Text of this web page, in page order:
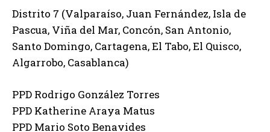
Distrito 7 (Valparaíso, Juan Fernández, Isla de
Pascua, Viña del Mar, Concón, San Antonio,
Santo Domingo, Cartagena, El Tabo, El Quisco,
Algarrobo, Casablanca)
PPD Rodrigo González Torres
PPD Katherine Araya Matus
PPD Mario Soto Benavides